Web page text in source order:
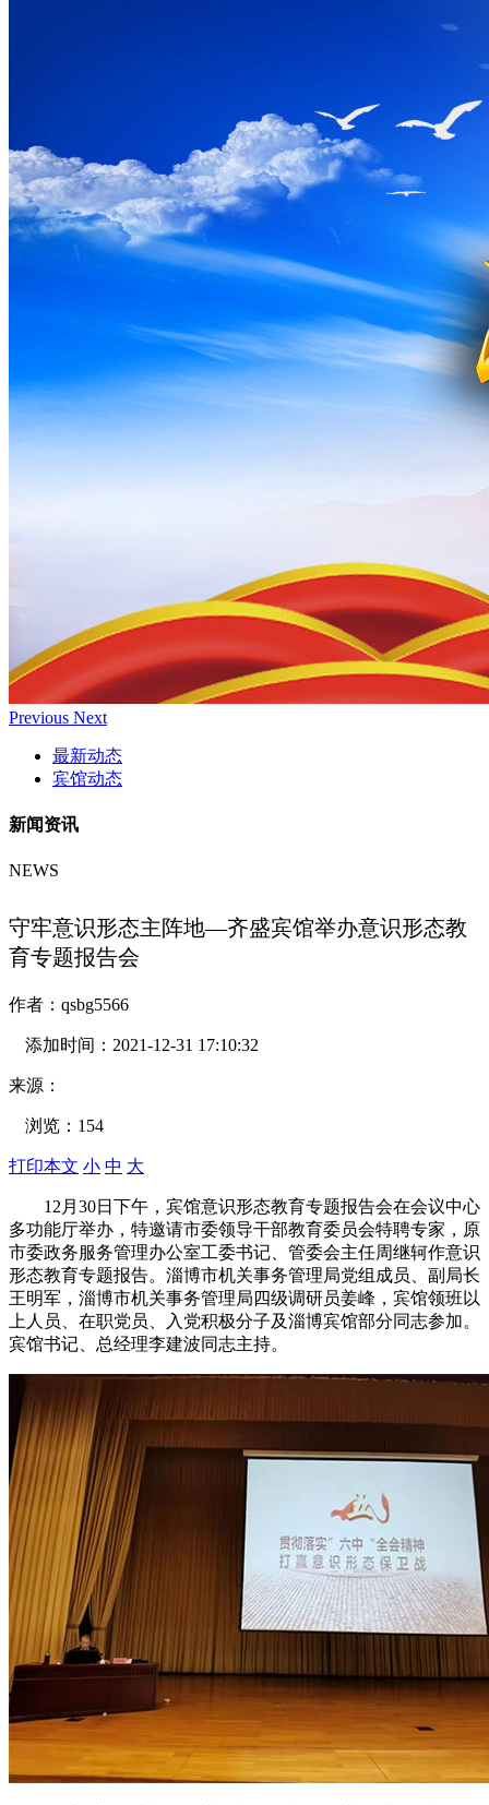
Previous Next
最新动态
宾馆动态
新闻资讯
NEWS
守牢意识形态主阵地—齐盛宾馆举办意识形态教
育专题报告会
作者： qsbg5566
添加时间： 2021-12-31 17:10:32
来源：
浏览： 154
打印本文 小 中 大
12月30日下午，宾馆意识形态教育专题报告会在会议中心
多功能厅举办，特邀请市委领导干部教育委员会特聘专家，原
市委政务服务管理办公室工委书记、管委会主任周继轲作意识
形态教育专题报告。淄博市机关事务管理局党组成员、副局长
王明军，淄博市机关事务管理局四级调研员姜峰，宾馆领班以
上人员、在职党员、入党积极分子及淄博宾馆部分同志参加。
宾馆书记、总经理李建波同志主持。